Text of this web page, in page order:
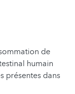
de
humain
présentes dans